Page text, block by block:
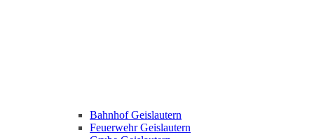
Bahnhof Geislautern
Feuerwehr Geislautern